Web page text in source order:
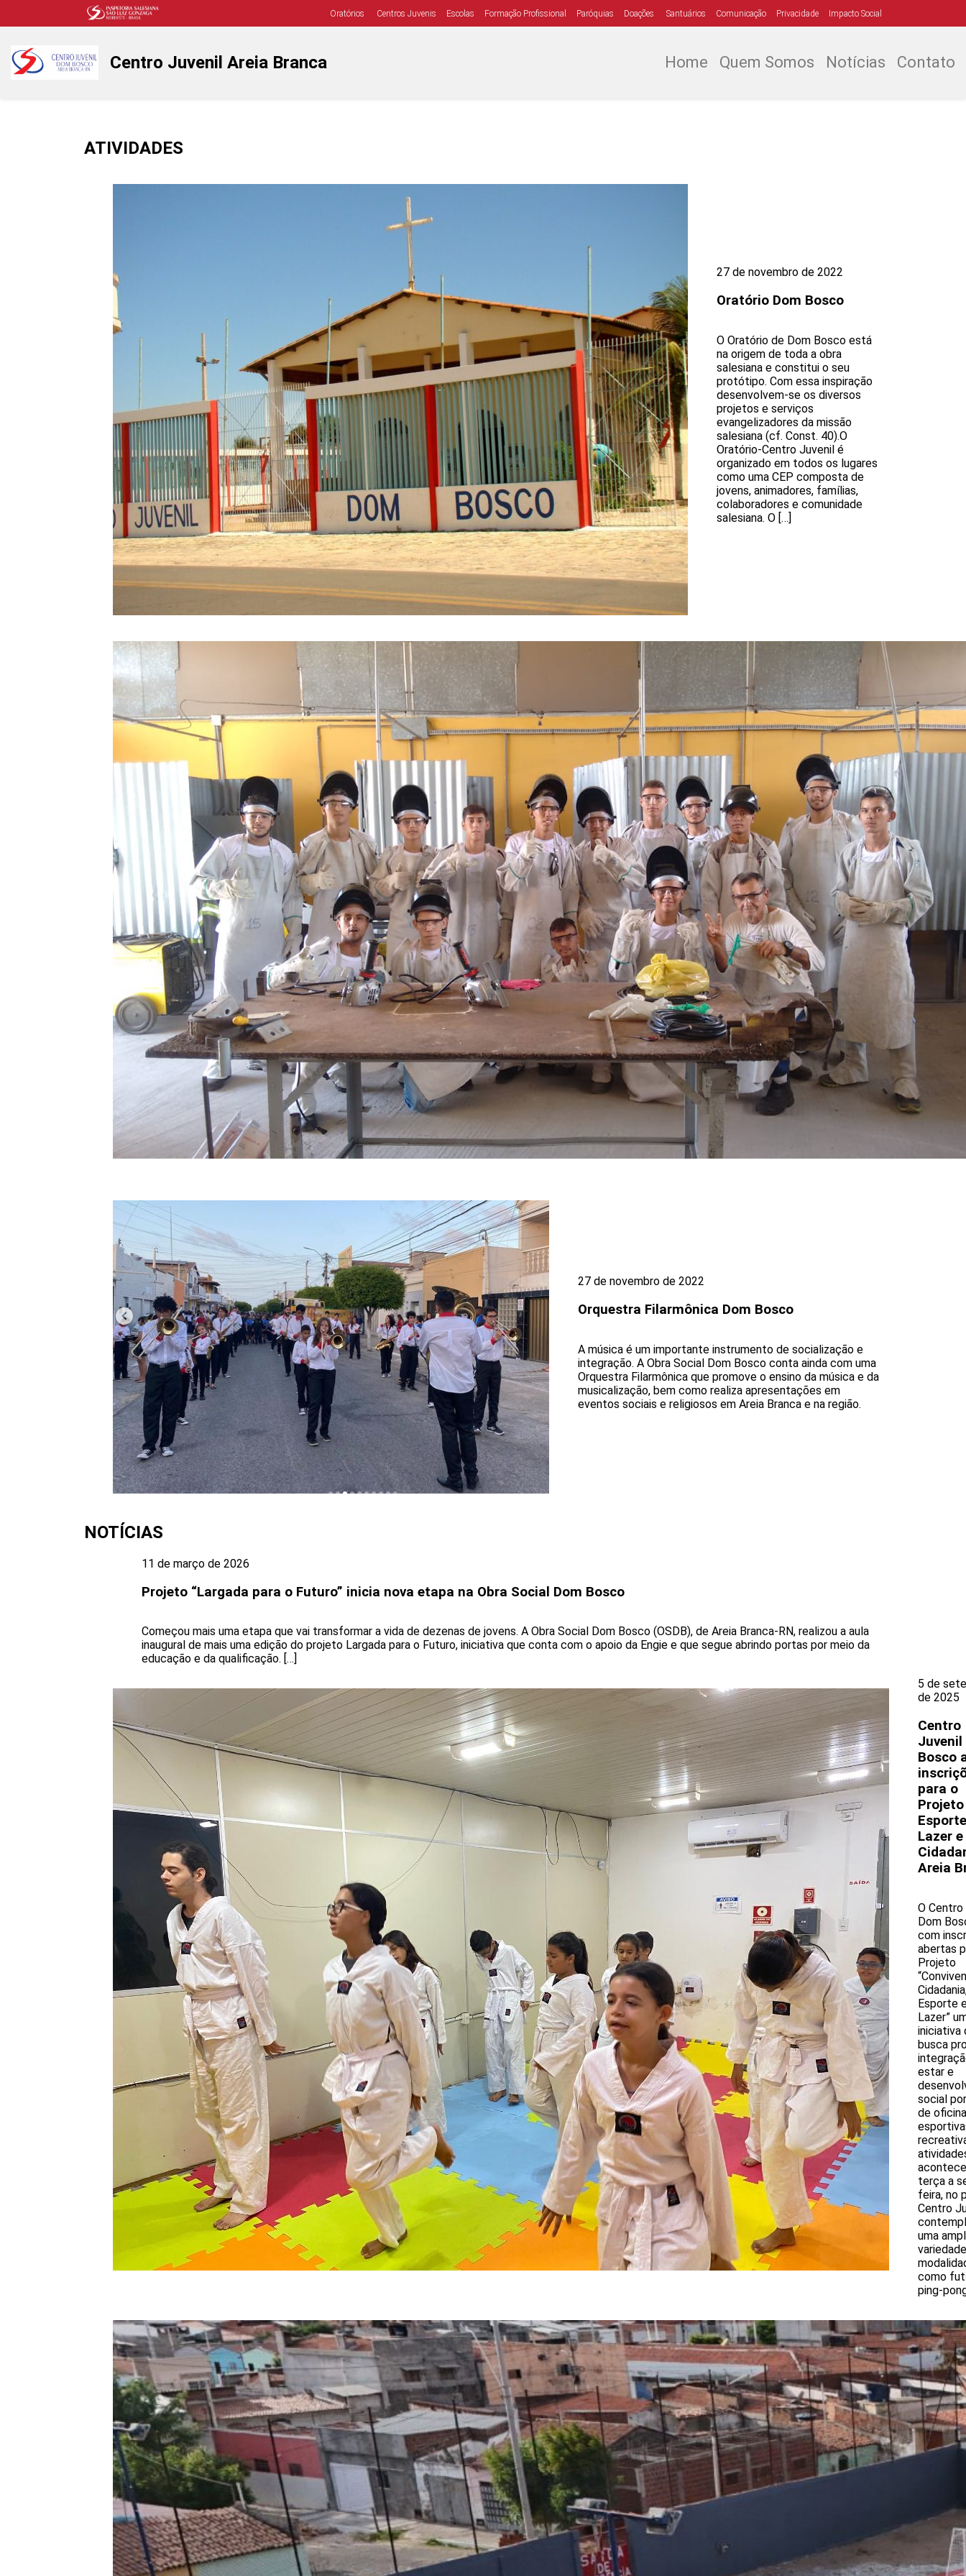
Oratórios Centros Juvenis Escolas Formação Profissional Paróquias Doações Santuários Comunicação Privacidade Impacto Social
Centro Juvenil Areia Branca Home Quem Somos Notícias Contato
ATIVIDADES
27 de novembro de 2022
Oratório Dom Bosco
O Oratório de Dom Bosco está
na origem de toda a obra
salesiana e constitui o seu
protótipo. Com essa inspiração
desenvolvem-se os diversos
projetos e serviços
evangelizadores da missão
salesiana (cf. Const. 40).O
Oratório-Centro Juvenil é
organizado em todos os lugares
como uma CEP composta de
jovens, animadores, famílias,
colaboradores e comunidade
salesiana. O […]
27 de novembro de 2022
Orquestra Filarmônica Dom Bosco
A música é um importante instrumento de socialização e
integração. A Obra Social Dom Bosco conta ainda com uma
Orquestra Filarmônica que promove o ensino da música e da
musicalização, bem como realiza apresentações em
eventos sociais e religiosos em Areia Branca e na região.
NOTÍCIAS
11 de março de 2026
Projeto “Largada para o Futuro” inicia nova etapa na Obra Social Dom Bosco
Começou mais uma etapa que vai transformar a vida de dezenas de jovens. A Obra Social Dom Bosco (OSDB), de Areia Branca-RN, realizou a aula
inaugural de mais uma edição do projeto Largada para o Futuro, iniciativa que conta com o apoio da Engie e que segue abrindo portas por meio da
educação e da qualificação. […]
5 de
de 2025
Centro
Juvenil
Bosco
para o
Projeto
Lazer e
Areia
O
Dom
com
abertas
Projeto
Esporte
Lazer”
iniciativa
busca
estar e
social
de
terça a
feira, no
Centro
uma
como
ping-